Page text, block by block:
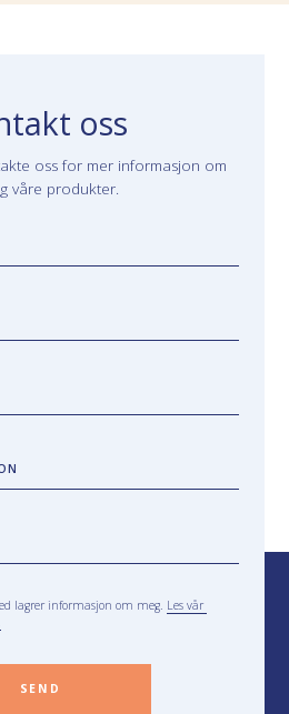
oss
oss for mer informasjon om
våre produkter.
lagrer informasjon om meg. Les vår
SEND